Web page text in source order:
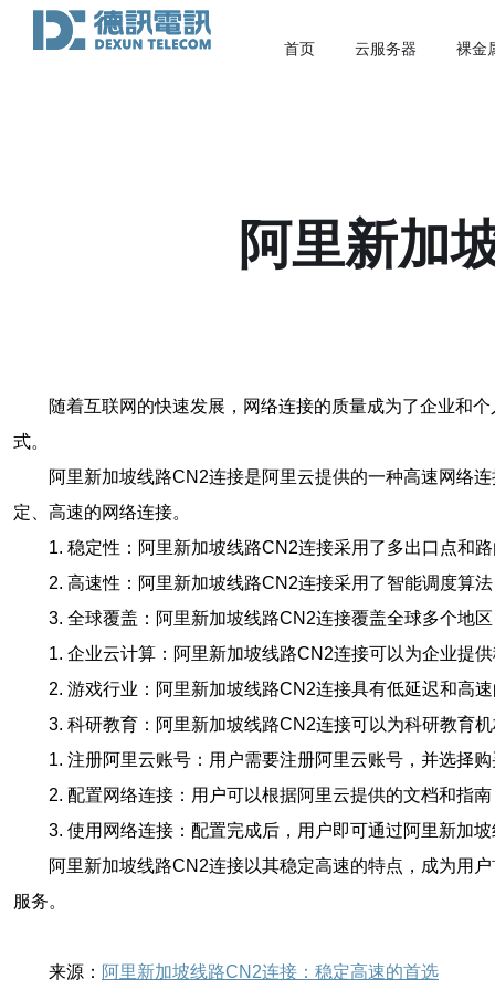
首页 云服务器 裸金
阿里新加
随着互联网的快速发展，网络连接的质量成为了企业和
式。
阿里新加坡线路CN2连接是阿里云提供的一种高速网络
定、高速的网络连接。
1. 稳定性：阿里新加坡线路CN2连接采用了多出口点和
2. 高速性：阿里新加坡线路CN2连接采用了智能调度算
3. 全球覆盖：阿里新加坡线路CN2连接覆盖全球多个地
1. 企业云计算：阿里新加坡线路CN2连接可以为企业提
2. 游戏行业：阿里新加坡线路CN2连接具有低延迟和高
3. 科研教育：阿里新加坡线路CN2连接可以为科研教育
1. 注册阿里云账号：用户需要注册阿里云账号，并选择
2. 配置网络连接：用户可以根据阿里云提供的文档和指
3. 使用网络连接：配置完成后，用户即可通过阿里新加
阿里新加坡线路CN2连接以其稳定高速的特点，成为用
服务。
来源： 阿里新加坡线路CN2连接：稳定高速的首选